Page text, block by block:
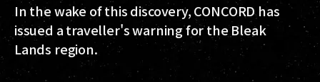
In the wake of this discovery, CONCORD has
issued a traveller's warning for the Bleak
Lands region.